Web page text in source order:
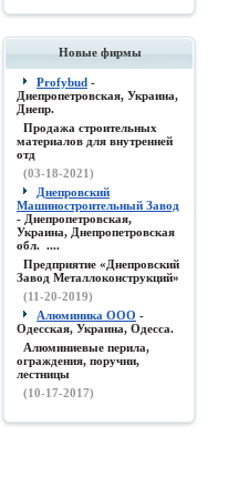
Новые фирмы
Profybud -
Днепропетровская, Украина,
Днепр.
Продажа строительных
материалов для внутренней
отд
(03-18-2021)
Днепровский
Машиностроительный Завод
- Днепропетровская,
Украина, Днепропетровская
обл. ....
Предприятие «Днепровский
Завод Металлоконструкций»
(11-20-2019)
Алюминика ООО -
Одесская, Украина, Одесса.
Алюминиевые перила,
ограждения, поручни,
лестницы
(10-17-2017)